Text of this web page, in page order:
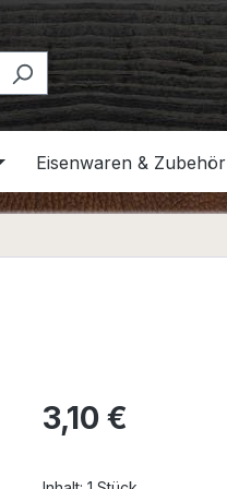
Eisenwaren & Zubehör
Regulärer Preis:
3,10 €